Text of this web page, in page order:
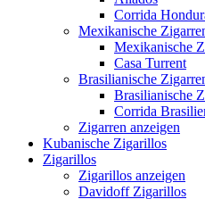
Corrida
Mexikanische
Mexikanische
Casa Turrent
Brasilianische
Brasilianische
Corrida
Zigarren anzeigen
Kubanische Zigarillos
Zigarillos
Zigarillos anzeigen
Davidoff Zigarillos